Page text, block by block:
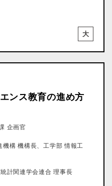
大
ンス教育の進め方
企画官
構 機構長、工学部 情報工
計関連学会連合 理事長